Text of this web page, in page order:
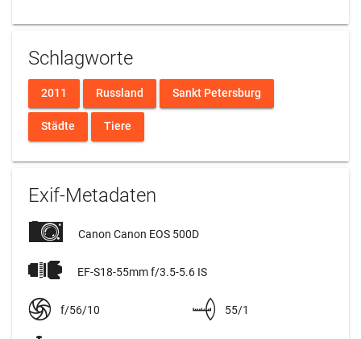
Schlagworte
2011 Russland Sankt Petersburg
Städte Tiere
Exif-Metadaten
Canon Canon EOS 500D
EF-S18-55mm f/3.5-5.6 IS
f/56/10 55/1